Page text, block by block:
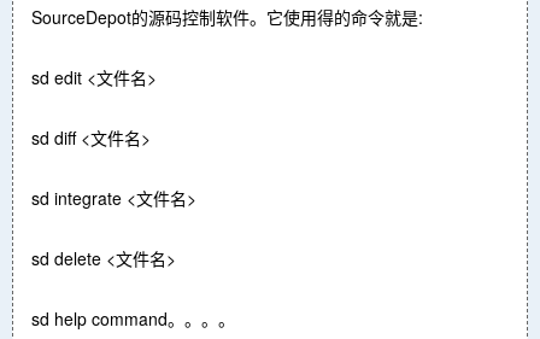
SourceDepot的源码控制软件。它使用得的命令就是:
sd edit <文件名>
sd diff <文件名>
sd integrate <文件名>
sd delete <文件名>
sd help command。。。。